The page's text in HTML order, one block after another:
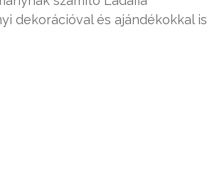
dekorációval és ajándékokkal is